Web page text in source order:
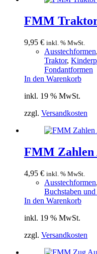
FMM
9,95 € inkl. % MwSt.
Ausstechformen,
Traktor,
Fondantformen
In den Warenkorb
inkl. 19 % MwSt.
zzgl. Versandkosten
FMM Zahlen
4,95 € inkl. % MwSt.
Ausstechformen,
Buchstaben
In den Warenkorb
inkl. 19 % MwSt.
zzgl. Versandkosten